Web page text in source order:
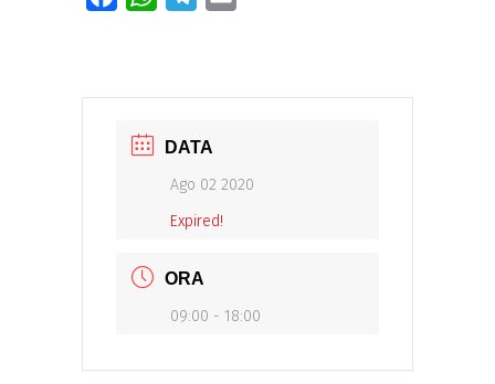
DATA
Ago 02 2020
Expired!
ORA
09:00 - 18:00